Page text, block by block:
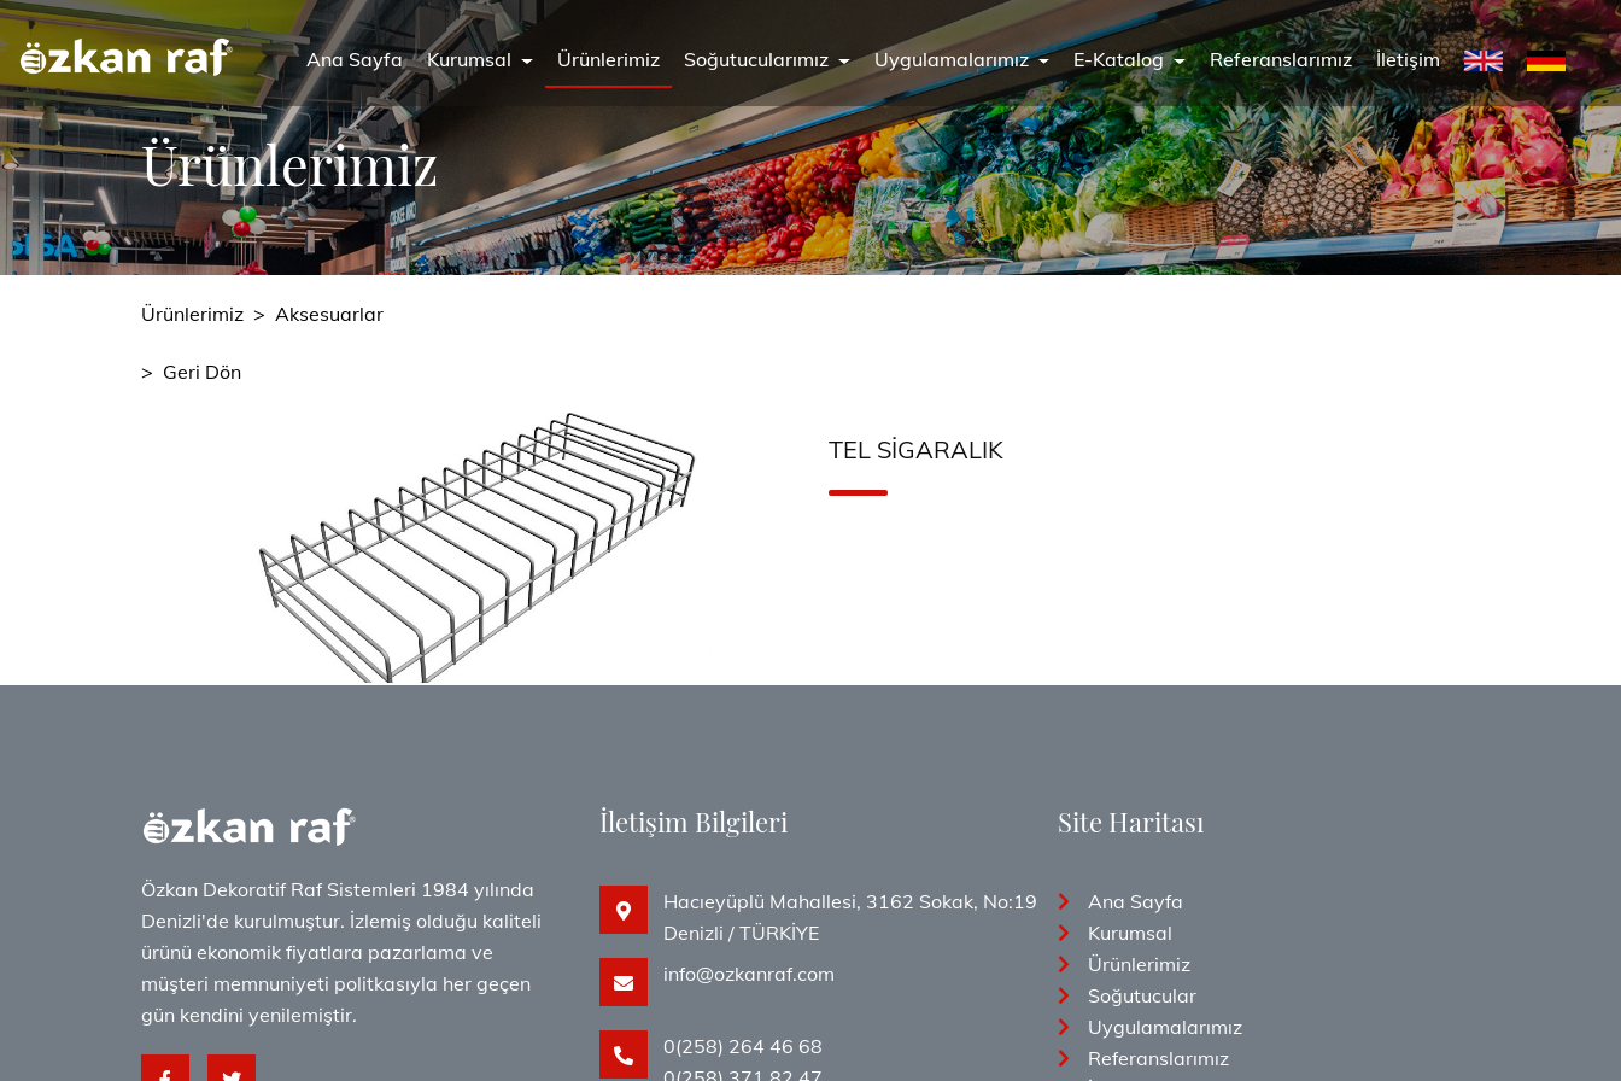
Ana Sayfa Kurumsal Ürünlerimiz Soğutucularımız Uygulamalarımız E-Katalog Referanslarımız İletişim
Ürünlerimiz
Ürünlerimiz > Aksesuarlar
> Geri Dön
TEL SIGARALIK
Özkan Dekoratif Raf Sistemleri 1984 yılında
Denizli'de kurulmuştur. İzlemiş olduğu kaliteli
ürünü ekonomik fiyatlara pazarlama ve
müşteri memnuniyeti politkasıyla her geçen
gün kendini yenilemiştir.
İletişim Bilgileri
Hacıeyüplü Mahallesi, 3162 Sokak, No:19
Denizli / TÜRKİYE
info@ozkanraf.com
0(258) 264 46 68
Site Haritası
Ana Sayfa
Kurumsal
Ürünlerimiz
Soğutucular
Uygulamalarımız
Referanslarımız